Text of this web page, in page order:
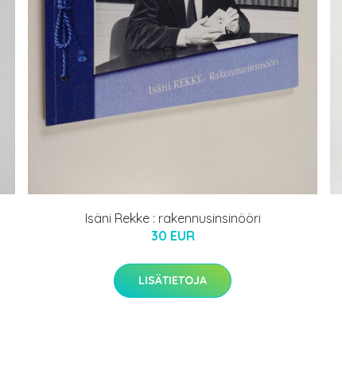
Isäni Rekke : rakennusinsinööri
30 EUR
LISÄTIETOJA